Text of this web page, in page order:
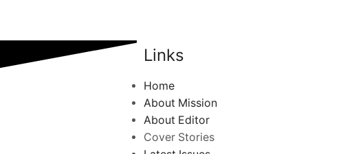
Links
Home
About Mission
About Editor
Cover Stories